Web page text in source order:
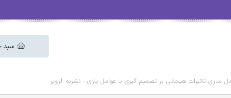
سبد
سازی تاثیرات هیجانی بر تصمیم گیری با عوامل بازی - نشریه الزویر